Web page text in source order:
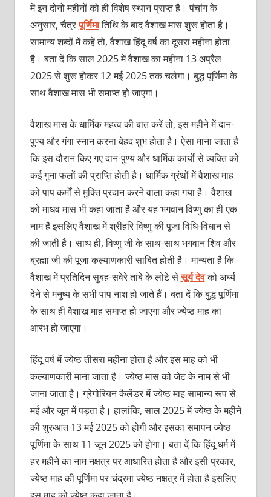
में इन दोनों महीनों को ही विशेष स्थान प्राप्त है। पंचांग के
अनुसार, चैत्रपूर्णिमातिथि के बाद वैशाख मास शुरू होता है।
सामान्य शब्दों में कहें तो, वैशाख हिंदू वर्ष का दूसरा महीना होता
है। बता दें कि साल 2025 में वैशाख का महीना 13 अप्रैल
2025 से शुरू होकर 12 मई 2025 तक चलेगा। बुद्ध पूर्णिमा के
साथ वैशाख मास भी समाप्त हो जाएगा।
वैशाख मास के धार्मिक महत्व की बात करें तो, इस महीने में दान-
पुण्य और गंगा स्नान करना बेहद शुभ होता है। ऐसा माना जाता है
कि इस दौरान किए गए दान-पुण्य और धार्मिक कार्यों से व्यक्ति को
कई गुना फलों कीप्राप्ति होती है। धार्मिक ग्रंथों में वैशाख माह
को पाप कर्मों से मुक्ति प्रदान करने वाला कहा गया है। वैशाख
को माधव मास भी कहा जाता है और यह भगवान विष्णु का ही एक
नाम है इसलिए वैशाख में श्रीहरि विष्णु की पूजा विधि-विधान से
की जाती है। साथ ही, विष्णु जी के साथ-साथ भगवान शिव और
ब्रह्मा जी की पूजा कल्याणकारी साबित होती है। मान्यता है कि
वैशाख में प्रतिदिन सुबह-सवेरे तांबे के लोटे सेसूर्य देवको अर्घ्य
देने से मनुष्य के सभी पाप नाश हो जाते हैं। बता दें कि बुद्ध पूर्णिमा
के साथ ही वैशाख माह समाप्त हो जाएगा और ज्येष्ठ माह का
आरंभ हो जाएगा।
हिंदू वर्ष में ज्येष्ठ तीसरा महीना होता है और इस माह को भी
कल्याणकारी माना जाता है। ज्येष्ठ मास को जेट के नाम से भी
जाना जाता है। ग्रेगोरियन कैलेंडर में ज्येष्ठ माह सामान्य रूप से
मई और जून में पड़ता है। हालांकि, साल 2025 में ज्येष्ठ के महीने
की शुरुआत 13 मई 2025 को होगी और इसका समापन ज्येष्ठ
पूर्णिमा के साथ 11 जून 2025 को होगा। बता दें कि हिंदू धर्म में
हर महीने का नाम नक्षत्र पर आधारित होता है और इसी प्रकार,
ज्येष्ठ माह की पूर्णिमा पर चंद्रमा ज्येष्ठ नक्षत्र में होता है इसलिए